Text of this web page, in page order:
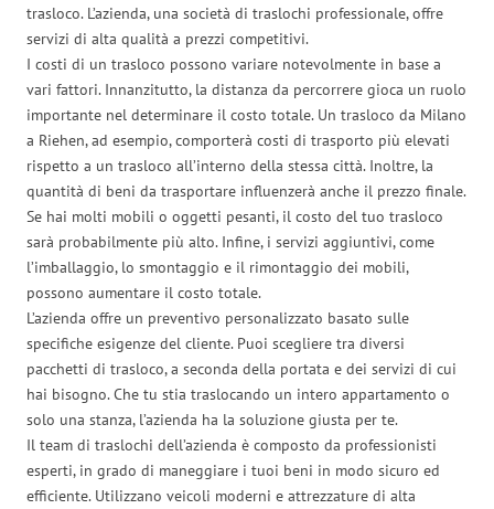
trasloco. L’azienda, una società di traslochi professionale, offre
servizi di alta qualità a prezzi competitivi.
I costi di un trasloco possono variare notevolmente in base a
vari fattori. Innanzitutto, la distanza da percorrere gioca un ruolo
importante nel determinare il costo totale. Un trasloco da Milano
a Riehen, ad esempio, comporterà costi di trasporto più elevati
rispetto a un trasloco all’interno della stessa città. Inoltre, la
quantità di beni da trasportare influenzerà anche il prezzo finale.
Se hai molti mobili o oggetti pesanti, il costo del tuo trasloco
sarà probabilmente più alto. Infine, i servizi aggiuntivi, come
l’imballaggio, lo smontaggio e il rimontaggio dei mobili,
possono aumentare il costo totale.
L’azienda offre un preventivo personalizzato basato sulle
specifiche esigenze del cliente. Puoi scegliere tra diversi
pacchetti di trasloco, a seconda della portata e dei servizi di cui
hai bisogno. Che tu stia traslocando un intero appartamento o
solo una stanza, l’azienda ha la soluzione giusta per te.
Il team di traslochi dell’azienda è composto da professionisti
esperti, in grado di maneggiare i tuoi beni in modo sicuro ed
efficiente. Utilizzano veicoli moderni e attrezzature di alta